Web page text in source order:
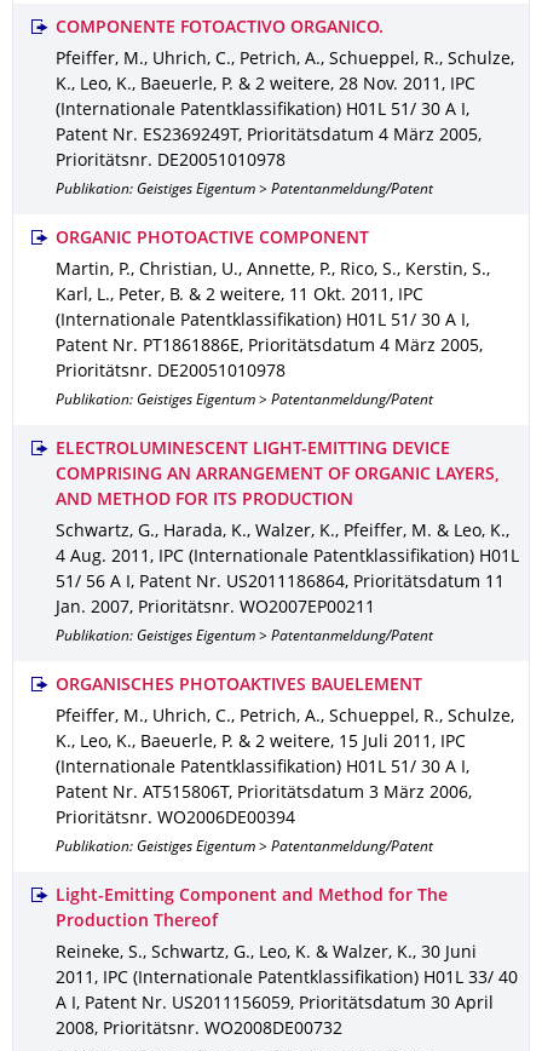
COMPONENTE FOTOACTIVO ORGANICO.
Pfeiffer, M., Uhrich, C., Petrich, A., Schueppel, R., Schulze,
K., Leo, K., Baeuerle, P. & 2 weitere, 28 Nov. 2011 ,
IPC
(Internationale Patentklassifikation) H01L 51/ 30 A I ,
Patent Nr. ES2369249T , Prioritätsdatum 4 März 2005,
Prioritätsnr. DE20051010978
Publikation: Geistiges Eigentum > Patentanmeldung/Patent
ORGANIC PHOTOACTIVE COMPONENT
Martin, P., Christian, U., Annette, P., Rico, S., Kerstin, S.,
Karl, L., Peter, B. & 2 weitere, 11 Okt. 2011 ,
IPC
(Internationale Patentklassifikation) H01L 51/ 30 A I ,
Patent Nr. PT1861886E, Prioritätsdatum 4 März 2005,
Prioritätsnr. DE20051010978
Publikation: Geistiges Eigentum > Patentanmeldung/Patent
ELECTROLUMINESCENT LIGHT-EMITTING DEVICE
COMPRISING AN ARRANGEMENT OF ORGANIC LAYERS,
AND METHOD FOR ITS PRODUCTION
Schwartz, G., Harada, K., Walzer, K., Pfeiffer, M. & Leo, K.,
4 Aug. 2011 ,
IPC (Internationale Patentklassifikation) H01L
51/ 56 A I , Patent Nr. US2011186864, Prioritätsdatum 11
Jan. 2007, Prioritätsnr. WO2007EP00211
Publikation: Geistiges Eigentum > Patentanmeldung/Patent
ORGANISCHES PHOTOAKTIVES BAUELEMENT
Pfeiffer, M., Uhrich, C., Petrich, A., Schueppel, R., Schulze,
K., Leo, K., Baeuerle, P. & 2 weitere, 15 Juli 2011 ,
IPC
(Internationale Patentklassifikation) H01L 51/ 30 A I ,
Patent Nr. AT515806T , Prioritätsdatum 3 März 2006,
Prioritätsnr. WO2006DE00394
Publikation: Geistiges Eigentum > Patentanmeldung/Patent
Light-Emitting Component and Method for The
Production Thereof
Reineke, S., Schwartz, G., Leo, K. & Walzer, K., 30 Juni
2011 ,
IPC (Internationale Patentklassifikation) H01L 33/ 40
A I , Patent Nr. US2011156059, Prioritätsdatum 30 April
2008, Prioritätsnr. WO2008DE00732